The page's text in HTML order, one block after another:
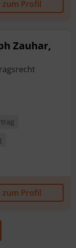
zum Profil
Zauhar,
zum Profil